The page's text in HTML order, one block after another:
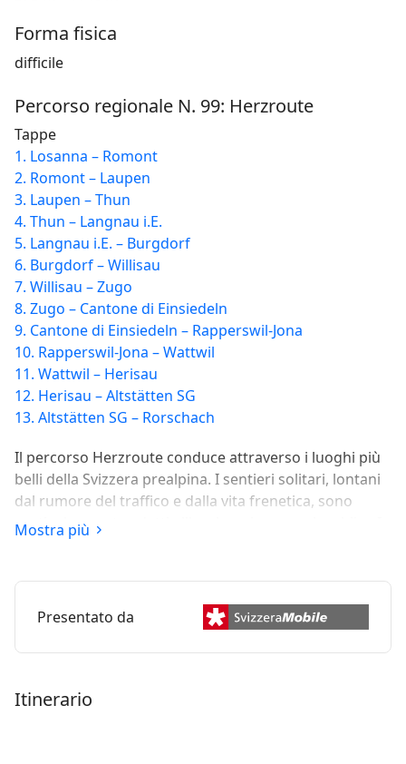
Forma fisica
difficile
Percorso regionale N. 99: Herzroute
Tappe
1. Losanna – Romont
2. Romont – Laupen
3. Laupen – Thun
4. Thun – Langnau i.E.
5. Langnau i.E. – Burgdorf
6. Burgdorf – Willisau
7. Willisau – Zugo
8. Zugo – Cantone di Einsiedeln
9. Cantone di Einsiedeln – Rapperswil-Jona
10. Rapperswil-Jona – Wattwil
11. Wattwil – Herisau
12. Herisau – Altstätten SG
13. Altstätten SG – Rorschach
Il percorso Herzroute conduce attraverso i luoghi più
belli della Svizzera prealpina. I sentieri solitari, lontani
dal rumore del traffico e dalla vita frenetica, sono
particolarmente adatti all'esplorazione con le e-bike. In
questo modo il percorso offre un incontro
Mostra più
Presentato da
Itinerario